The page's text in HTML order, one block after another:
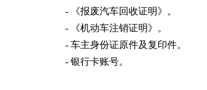
- 《报废汽车回收证明》。
- 《机动车注销证明》。
- 车主身份证原件及复印件。
- 银行卡账号。